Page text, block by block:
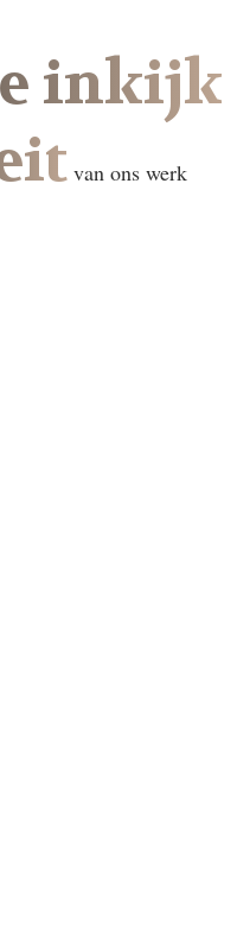
inkijk
van ons werk